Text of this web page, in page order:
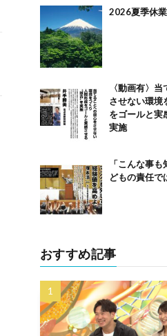
2026夏季休
〈動画有〉
させない環境
をゴールと実
実施
「こんな事
どもの責任で
おすすめ記事